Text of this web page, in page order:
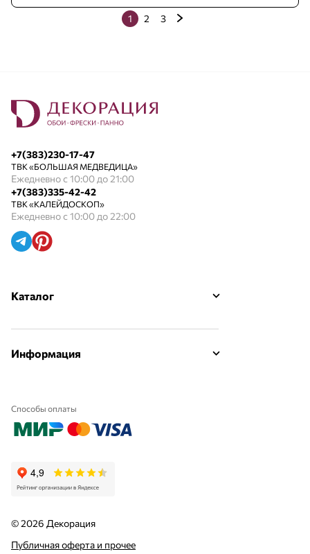
1 2 3
+7(383)230-17-47
ТВК «БОЛЬШАЯ МЕДВЕДИЦА»
Ежедневно с 10:00 до 21:00
+7(383)335-42-42
ТВК «КАЛЕЙДОСКОП»
Ежедневно с 10:00 до 22:00
Каталог
Информация
Способы оплаты
© 2026 Декорация
Публичная оферта и прочее